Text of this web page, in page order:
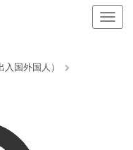
ナ
ビ
国外国人）